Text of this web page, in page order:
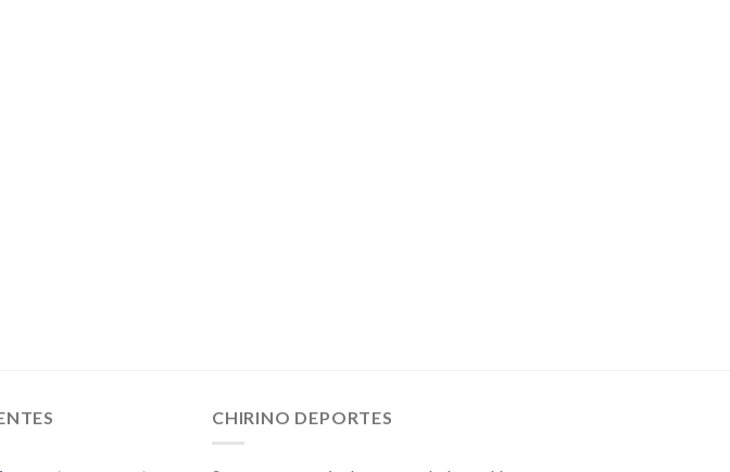
CHIRINO DEPORTES